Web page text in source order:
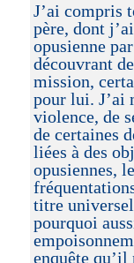
J’ai compris
père, dont
opusienne
découvrant
mission,
pour lui. J’ai
violence, de
de certaines
liées à des
opusiennes,
titre
pourquoi
enquête